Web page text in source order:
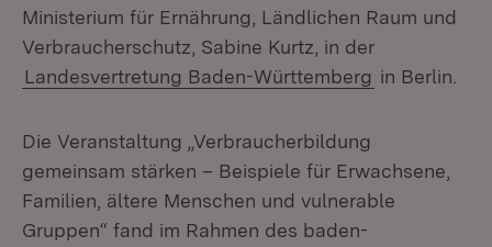
Ministerium für Ernährung, Ländlichen Raum und
Verbraucherschutz, Sabine Kurtz, in der
Landesvertretung Baden-Württemberg in Berlin.
Die Veranstaltung „Verbraucherbildung
gemeinsam stärken – Beispiele für Erwachsene,
Familien, ältere Menschen und vulnerable
Gruppen“ fand im Rahmen des baden-